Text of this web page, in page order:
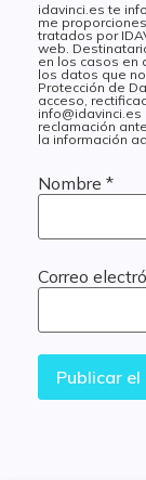
idavinci.es te
me
tratados por
web.
en los casos en
los datos que
Protección de
acceso,
reclamación
la información
Nombre *
Correo